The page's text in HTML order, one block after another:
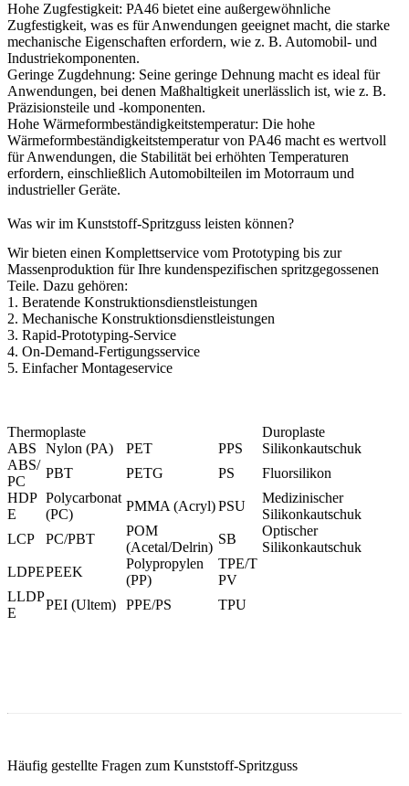
Hohe Zugfestigkeit: PA46 bietet eine außergewöhnliche
Zugfestigkeit, was es für Anwendungen geeignet macht, die starke
mechanische Eigenschaften erfordern, wie z. B. Automobil- und
Industriekomponenten.
Geringe Zugdehnung: Seine geringe Dehnung macht es ideal für
Anwendungen, bei denen Maßhaltigkeit unerlässlich ist, wie z. B.
Präzisionsteile und -komponenten.
Hohe Wärmeformbeständigkeitstemperatur: Die hohe
Wärmeformbeständigkeitstemperatur von PA46 macht es wertvoll
für Anwendungen, die Stabilität bei erhöhten Temperaturen
erfordern, einschließlich Automobilteilen im Motorraum und
industrieller Geräte.
Was wir im Kunststoff-Spritzguss leisten können?
Wir bieten einen Komplettservice vom Prototyping bis zur
Massenproduktion für Ihre kundenspezifischen spritzgegossenen
Teile. Dazu gehören:
1. Beratende Konstruktionsdienstleistungen
2. Mechanische Konstruktionsdienstleistungen
3. Rapid-Prototyping-Service
4. On-Demand-Fertigungsservice
5. Einfacher Montageservice
Thermoplaste
Duroplaste
ABS
Nylon (PA) PET PPS
Silikonkautschuk
ABS/
PC
PBT PETG PS
Fluorsilikon
HDP
E
Polycarbonat
(PC)
PMMA (Acryl)PSU
Medizinischer
Silikonkautschuk
LCP
PC/PBT
POM
(Acetal/Delrin)
SB
Optischer
Silikonkautschuk
LDPEPEEK
Polypropylen
(PP)
TPE/T
PV
LLDP
E
PEI (Ultem) PPE/PS TPU
Häufig gestellte Fragen zum Kunststoff-Spritzguss